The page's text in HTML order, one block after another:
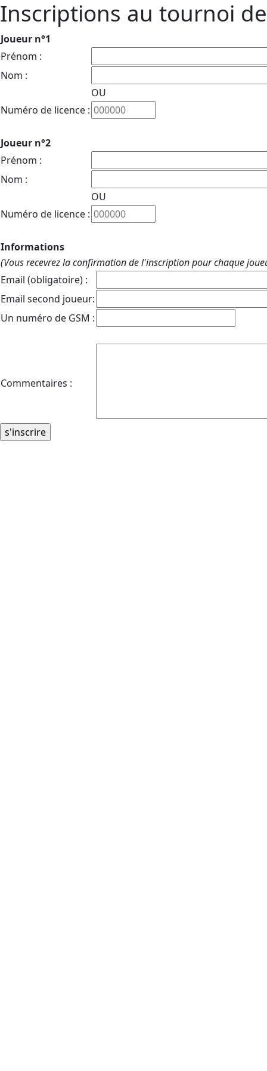
Inscriptions au tournoi
Joueur n°1
Prénom :
Nom :
OU
Numéro de licence :
Joueur n°2
Prénom :
Nom :
OU
Numéro de licence :
Informations
(Vous recevrez la confirmation de l'inscription pour chaque
Email (obligatoire) :
Email second joueur:
Un numéro de GSM :
Commentaires :